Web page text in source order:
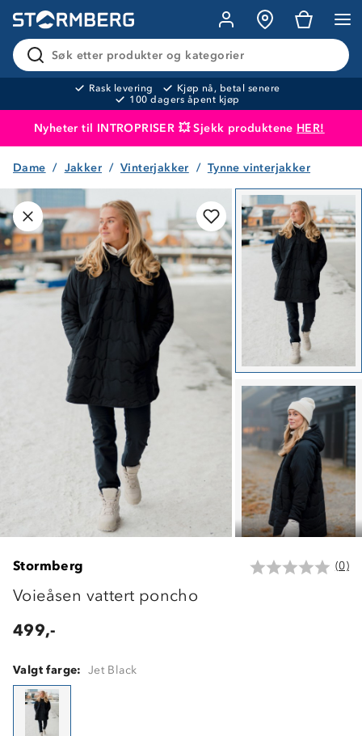
Søk etter produkter og kategorier
Rask levering
Kjøp nå, betal senere
100 dagers åpent kjøp
Nyheter til INTROPRISER 💥 Sjekk produktene HER!
Produktet er lagt i handlekurven Til kassen
Dame Jakker Vinterjakker Tynne vinterjakker
Stormberg (0)
Voieåsen vattert poncho
499,-
Valgt farge: Jet Black